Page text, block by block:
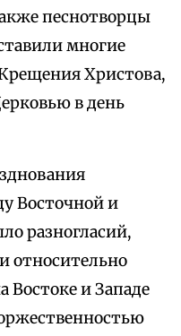
песнотворцы
многие
Христова,
в день
Восточной и
разногласий,
относительно
Востоке и Западе